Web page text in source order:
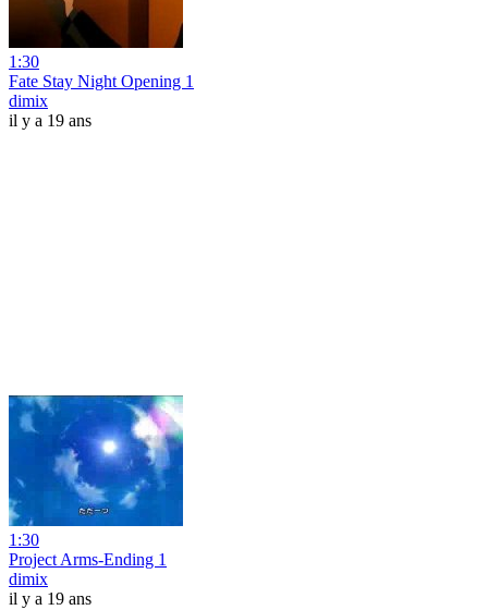
1:30
Fate Stay Night Opening 1
dimix
il y a 19 ans
1:30
Project Arms-Ending 1
dimix
il y a 19 ans